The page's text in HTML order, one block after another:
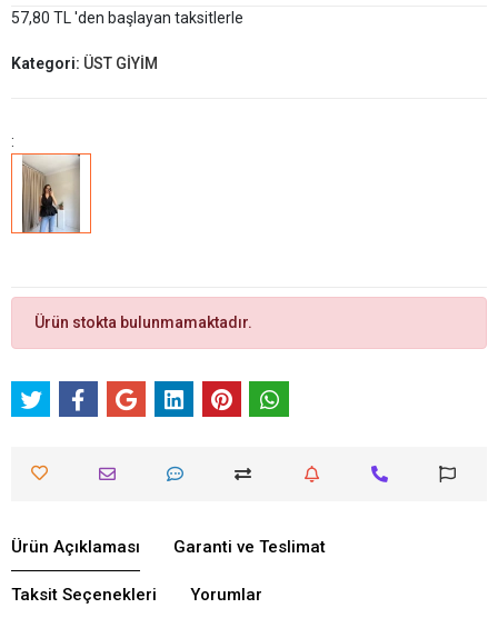
57,80 TL 'den başlayan taksitlerle
Kategori: ÜST GİYİM
:
Ürün stokta bulunmamaktadır.
Ürün Açıklaması Garanti ve Teslimat
Taksit Seçenekleri Yorumlar